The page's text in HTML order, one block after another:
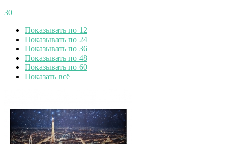
30
Показывать по 12
Показывать по 24
Показывать по 36
Показывать по 48
Показывать по 60
Показать всё